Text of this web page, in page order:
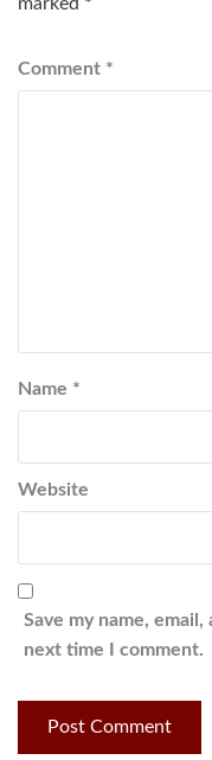
Comment *
Name *
Website
Save my name,
next time I comment.